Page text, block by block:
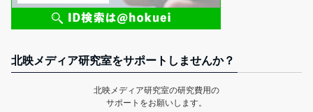
北映メディア研究室をサポートしませんか？
北映メディア研究室の研究費用の
サポートをお願いします。